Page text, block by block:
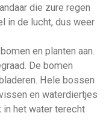
die zure regen
in de lucht, dus weer
en planten aan.
De bomen
Hele bossen
en waterdiertjes
in het water terecht